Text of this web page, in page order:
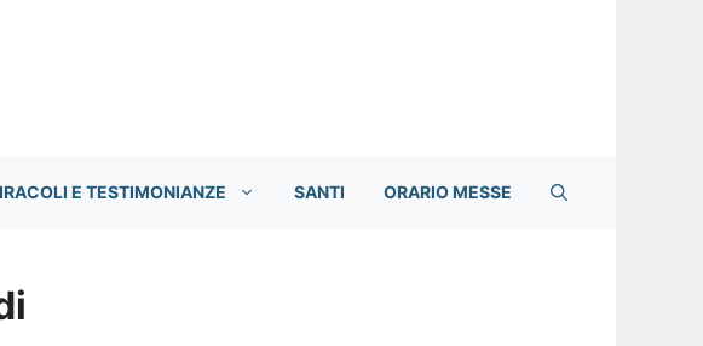
E TESTIMONIANZE SANTI ORARIO MESSE